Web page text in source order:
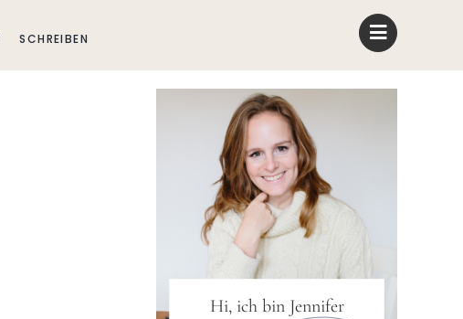
SCHREIBEN
Hi, ich bin Jennifer